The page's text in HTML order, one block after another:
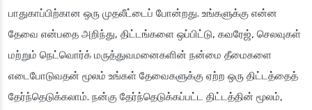
பாதுகாப்பிற்கான ஒரு முதலீட்டைப் போன்றது. உங்களுக்கு என்ன
தேவை என்பதை அறிந்து, திட்டங்களை ஒப்பிட்டு, கவரேஜ், செலவுகள்
மற்றும் நெட்வொர்க் மருத்துவமனைகளின் நன்மை தீமைகளை
எடைபோடுவதன் மூலம் உங்கள் தேவைகளுக்கு ஏற்ற ஒரு திட்டத்தைத்
தேர்ந்தெடுக்கலாம். நன்கு தேர்ந்தெடுக்கப்பட்ட திட்டத்தின் மூலம்,